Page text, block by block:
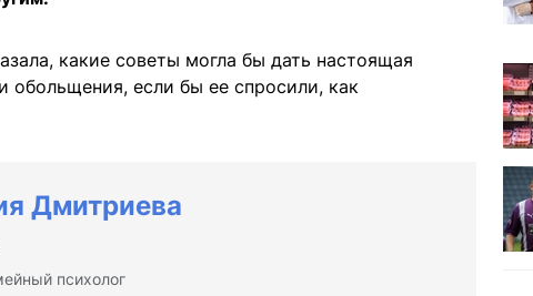
какие советы могла бы дать настоящая
если бы ее спросили, как
Дмитриева
психолог